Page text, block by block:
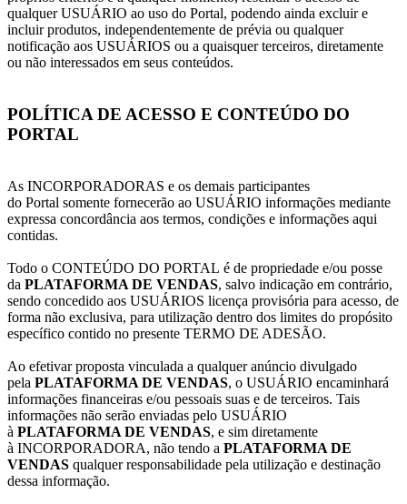
qualquer USUÁRIO ao uso do Portal, podendo ainda excluir e
incluir produtos, independentemente de prévia ou qualquer
notificação aos USUÁRIOS ou a quaisquer terceiros, diretamente
ou não interessados em seus conteúdos.
POLÍTICA DE ACESSO E CONTEÚDO DO
PORTAL
As INCORPORADORAS e os demais participantes
do Portal somente fornecerão ao USUÁRIO informações mediante
expressa concordância aos termos, condições e informações aqui
contidas.
Todo o CONTEÚDO DO PORTAL é de propriedade e/ou posse
da PLATAFORMA DE VENDAS, salvo indicação em contrário,
sendo concedido aos USUÁRIOS licença provisória para acesso, de
forma não exclusiva, para utilização dentro dos limites do propósito
específico contido no presente TERMO DE ADESÃO.
Ao efetivar proposta vinculada a qualquer anúncio divulgado
pela PLATAFORMA DE VENDAS, o USUÁRIO encaminhará
informações financeiras e/ou pessoais suas e de terceiros. Tais
informações não serão enviadas pelo USUÁRIO
à PLATAFORMA DE VENDAS, e sim diretamente
à INCORPORADORA, não tendo a PLATAFORMA DE
VENDAS qualquer responsabilidade pela utilização e destinação
dessa informação.